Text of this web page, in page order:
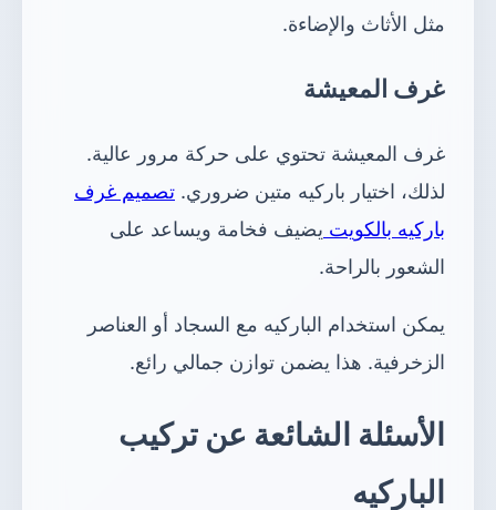
مثل الأثاث والإضاءة.
غرف المعيشة
غرف المعيشة تحتوي على حركة مرور عالية.
لذلك، اختيار باركيه متين ضروري. تصميم غرف
باركيه بالكويت يضيف فخامة ويساعد على
الشعور بالراحة.
يمكن استخدام الباركيه مع السجاد أو العناصر
الزخرفية. هذا يضمن توازن جمالي رائع.
الأسئلة الشائعة عن تركيب
الباركيه